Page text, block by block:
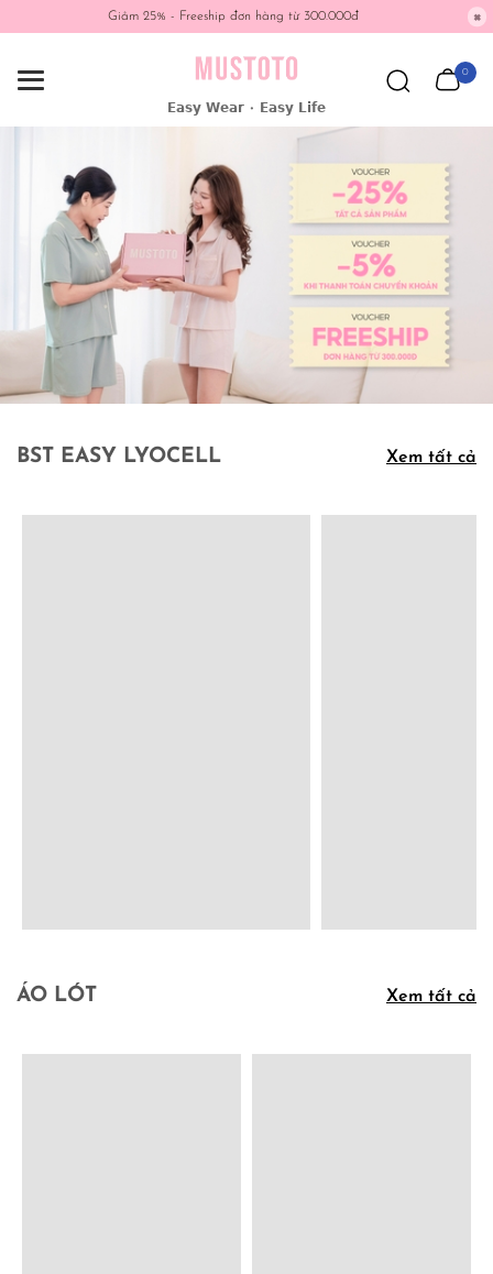
Giảm 25% - Freeship đơn hàng từ 300.000đ
𝗘𝗮𝘀𝘆 𝗪𝗲𝗮𝗿 • 𝗘𝗮𝘀𝘆 𝗟𝗶𝗳𝗲
0
BST EASY LYOCELL Xem tất cả
ÁO LÓT Xem tất cả